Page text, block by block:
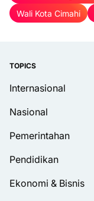
Wali Kota Cimahi
TOPICS
Internasional
Nasional
Pemerintahan
Pendidikan
Ekonomi & Bisnis